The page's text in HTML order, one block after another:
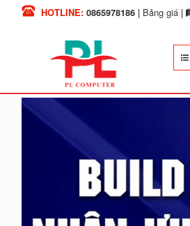
HOTLINE: 0865978186| Bảng giá|